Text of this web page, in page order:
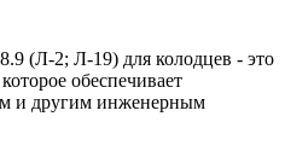
(Л-2; Л-19) для колодцев - это
обеспечивает
и другим инженерным